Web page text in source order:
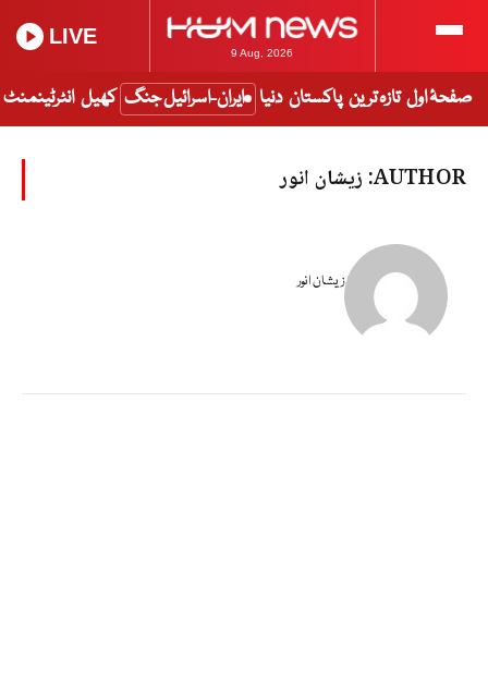
9 Aug, 2026
LIVE
صفحۂ اول تازہ ترین پاکستان دنیا ایران-اسرائیل جنگ کھیل انٹرٹینمنٹ
AUTHOR: زیشان انور
زیشان انور